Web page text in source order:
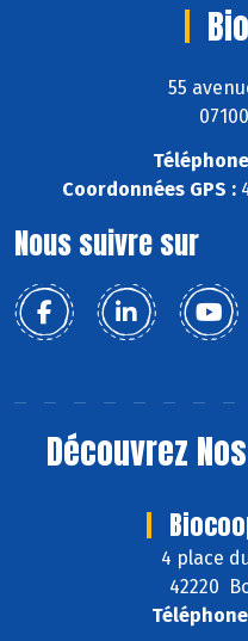
55
Coordonnées GPS :
Nous suivre sur
Découvrez
4 place
42220